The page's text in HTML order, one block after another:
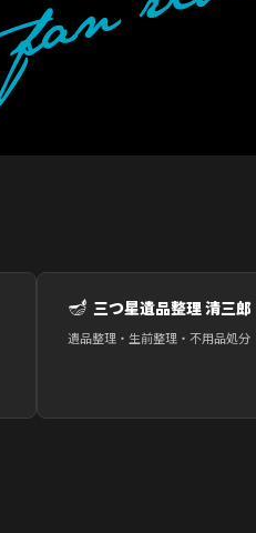
🪔 三つ星遺品整理 清三郎
遺品整理・生前整理・不用品処分